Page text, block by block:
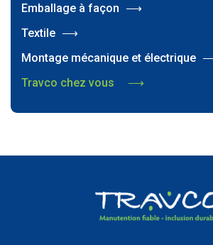
Emballage à façon
Textile
Montage mécanique et électrique
Travco chez vous